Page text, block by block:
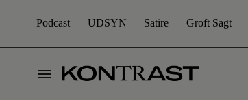
Podcast UDSYN Satire Groft Sagt